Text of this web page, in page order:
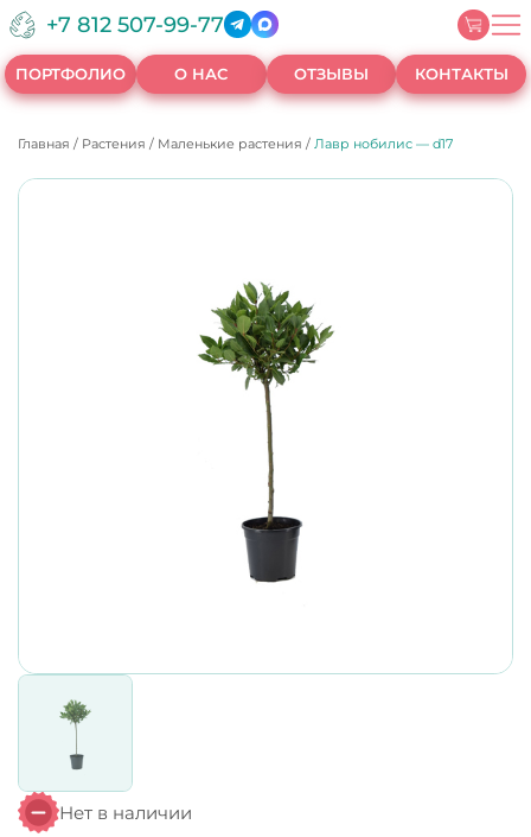
+7 812 507-99-77
ПОРТФОЛИО О НАС ОТЗЫВЫ КОНТАКТЫ
Главная / Растения / Маленькие растения / Лавр нобилис — d17
Нет в наличии